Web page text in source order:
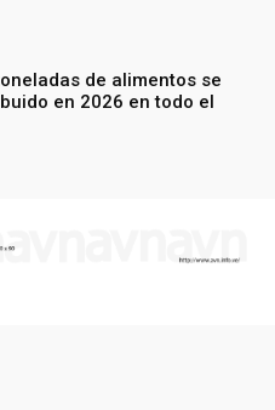
de alimentos se
en 2026 en todo el